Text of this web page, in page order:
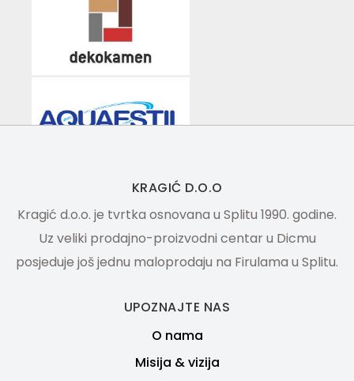
KRAGIĆ D.O.O
Kragić d.o.o. je tvrtka osnovana u Splitu 1990. godine.
Uz veliki prodajno-proizvodni centar u Dicmu
posjeduje još jednu maloprodaju na Firulama u Splitu.
UPOZNAJTE NAS
O nama
Misija & vizija